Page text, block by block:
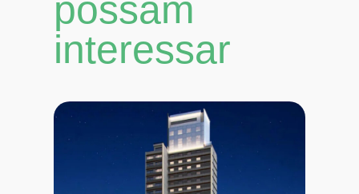
possam
interessar